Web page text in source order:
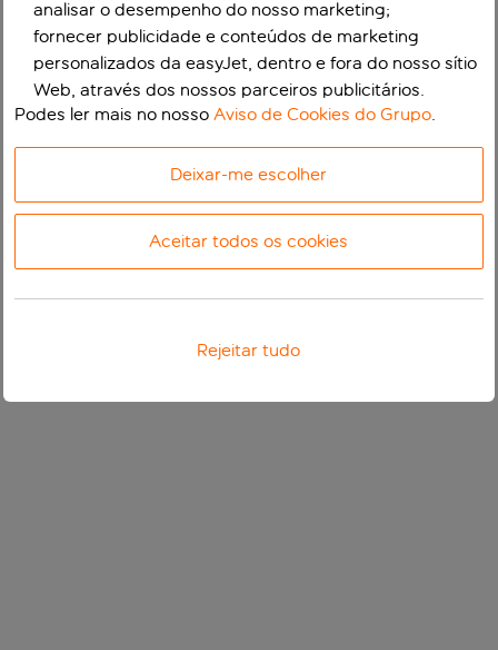
analisar o desempenho do nosso marketing;
fornecer publicidade e conteúdos de marketing
personalizados da easyJet, dentro e fora do nosso sítio
Web, através dos nossos parceiros publicitários.
Podes ler mais no nossoAviso de Cookies do Grupo.
Deixar-me escolher
Aceitar todos os cookies
Rejeitar tudo